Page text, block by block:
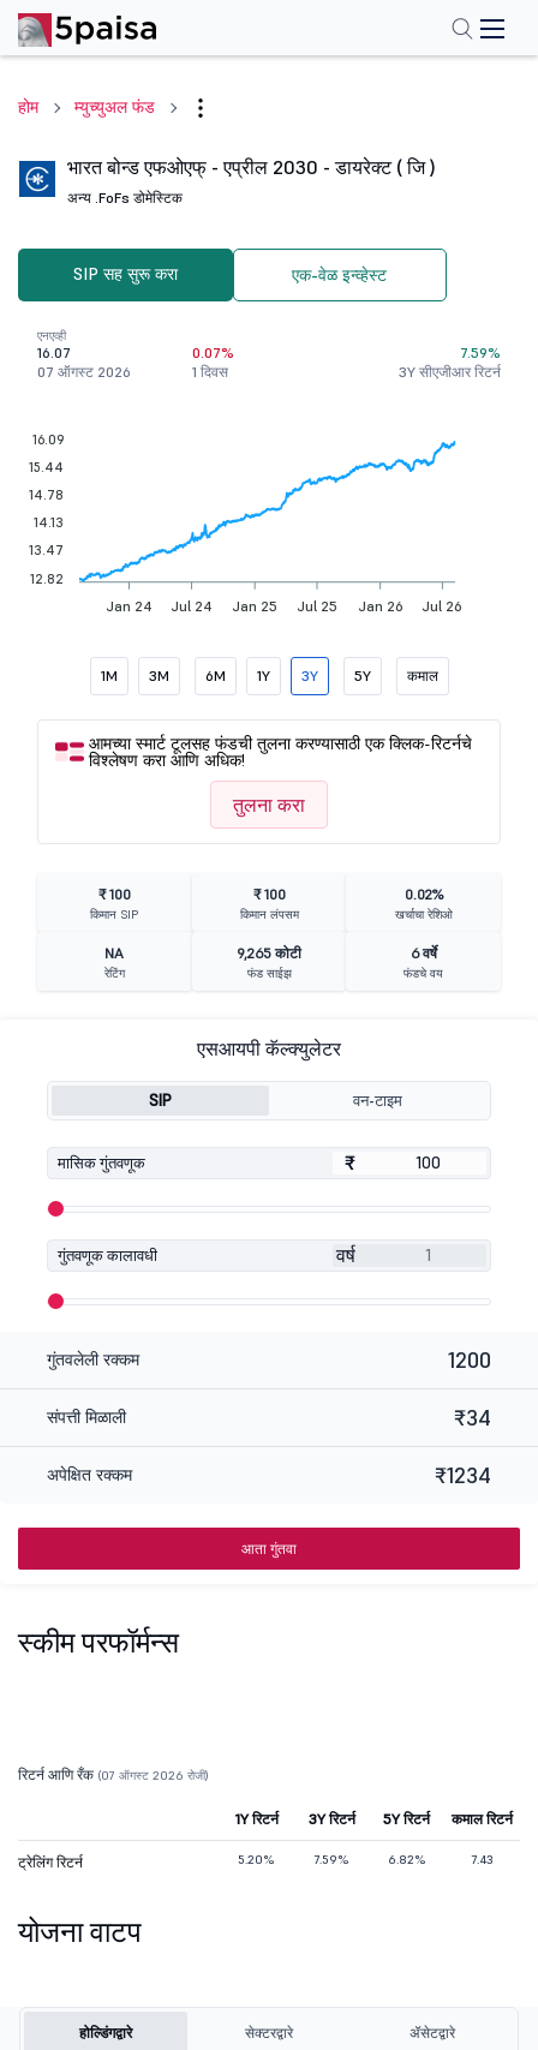
होम म्युच्युअल फंड
भारत बोन्ड एफओएफ् - एप्रील 2030 - डायरेक्ट ( जि )
अन्य .FoFs डोमेस्टिक
SIP सह सुरू करा एक-वेळ इन्व्हेस्ट
एनएव्ही
16.07
07 ऑगस्ट 2026
0.07%
1 दिवस
7.59%
3Y सीएजीआर रिटर्न
Jan 24 Jul 24 Jan 25 Jul 25 Jan 26 Jul 26
16.09
15.44
14.78
14.13
13.47
12.82
1M 3M 6M 1Y 3Y 5Y कमाल
आमच्या स्मार्ट टूलसह फंडची तुलना करण्यासाठी एक क्लिक-रिटर्नचे
विश्लेषण करा आणि अधिक!
तुलना करा
₹ 100
किमान SIP
₹ 100
किमान लंपसम
0.02%
खर्चाचा रेशिओ
NA
रेटिंग
9,265 कोटी
फंड साईझ
6 वर्षे
फंडचे वय
एसआयपी कॅल्क्युलेटर
SIP वन-टाइम
मासिक गुंतवणूक ₹
₹
गुंतवणूक कालावधी वर्ष
गुंतवलेली रक्कम 1200
संपत्ती मिळाली ₹34
अपेक्षित रक्कम ₹1234
आता गुंतवा
स्कीम परफॉर्मन्स
रिटर्न आणि रँक (07 ऑगस्ट 2026 रोजी)
1Y रिटर्न 3Y रिटर्न 5Y रिटर्न कमाल रिटर्न
ट्रेलिंग रिटर्न 5.20% 7.59% 6.82% 7.43
योजना वाटप
होल्डिंगद्वारे सेक्टरद्वारे ॲसेटद्वारे